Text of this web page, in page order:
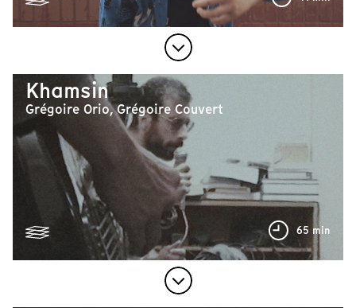
Khamsin
Grégoire Orio, Grégoire Couvert
65 min